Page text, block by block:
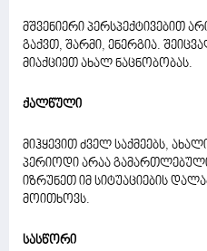
მშვენიერი პერსპექტივებით
გაქვთ, შარმი, ენერგია.
მიაქციეთ ახალ ნაცნობობას.
ქალწული
მიჰყევით ძველ საქმეებს,
პერიოდი არაა
იზრუნეთ იმ სიტუაციების
მოითხოვს.
სასწორი